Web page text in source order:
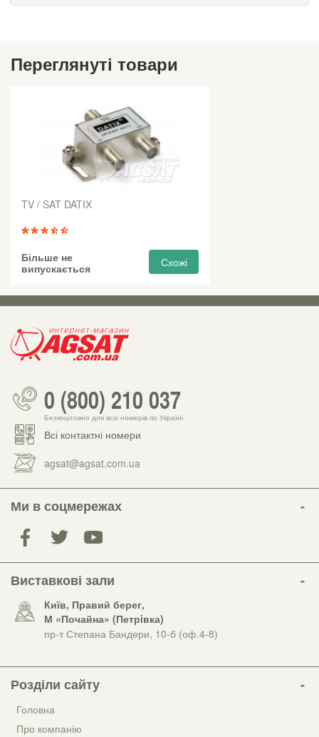
Переглянуті товари
TV / SAT DATIX
Більше не
випускається
Схожі
0 (800) 210 037
Безкоштовно для всіх номерів по Україні
Всі контактні номери
agsat@agsat.com.ua
Ми в соцмережах
Виставкові зали
Київ, Правий берег,
М «Почайна» (Петрiвка)
пр-т Степана Бандери, 10-б (оф.4-8)
Розділи сайту
Головна
Про компанію